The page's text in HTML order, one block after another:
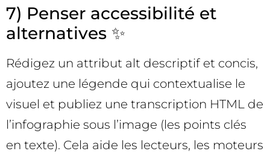
7) Penser accessibilité et
alternatives ✨
Rédigez un attribut alt descriptif et concis,
ajoutez une légende qui contextualise le
visuel et publiez une transcription HTML de
l’infographie sous l’image (les points clés
en texte). Cela aide les lecteurs, les moteurs